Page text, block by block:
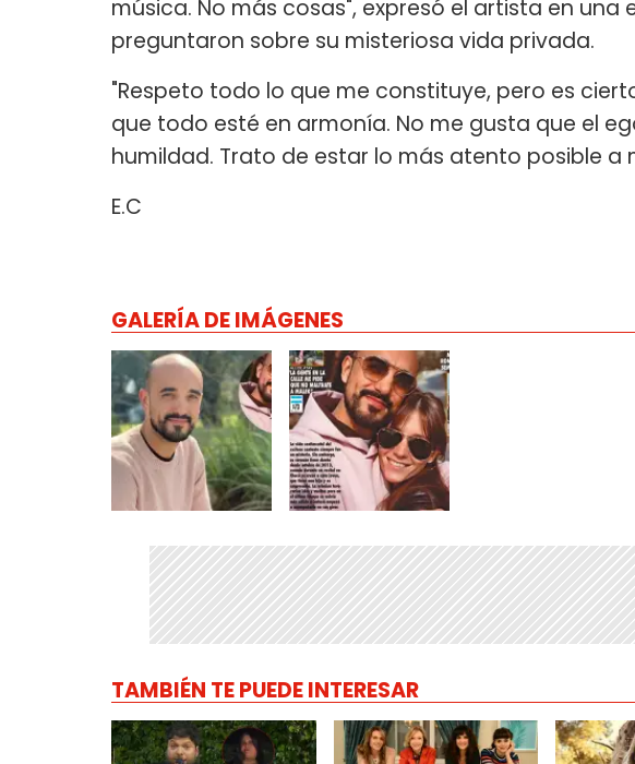
música. No más cosas", expresó el artista en una
preguntaron sobre su misteriosa vida privada.
"Respeto todo lo que me constituye, pero es
que todo esté en armonía. No me gusta que el
humildad. Trato de estar lo más atento posible a
E.C
GALERÍA DE IMÁGENES
TAMBIÉN TE PUEDE INTERESAR